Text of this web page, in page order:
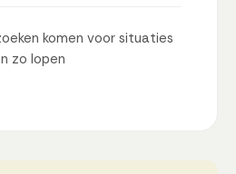
komen voor situaties
zo lopen